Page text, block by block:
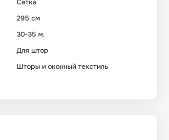
Сетка
295 см
30-35 м.
Для штор
Шторы и оконный текстиль